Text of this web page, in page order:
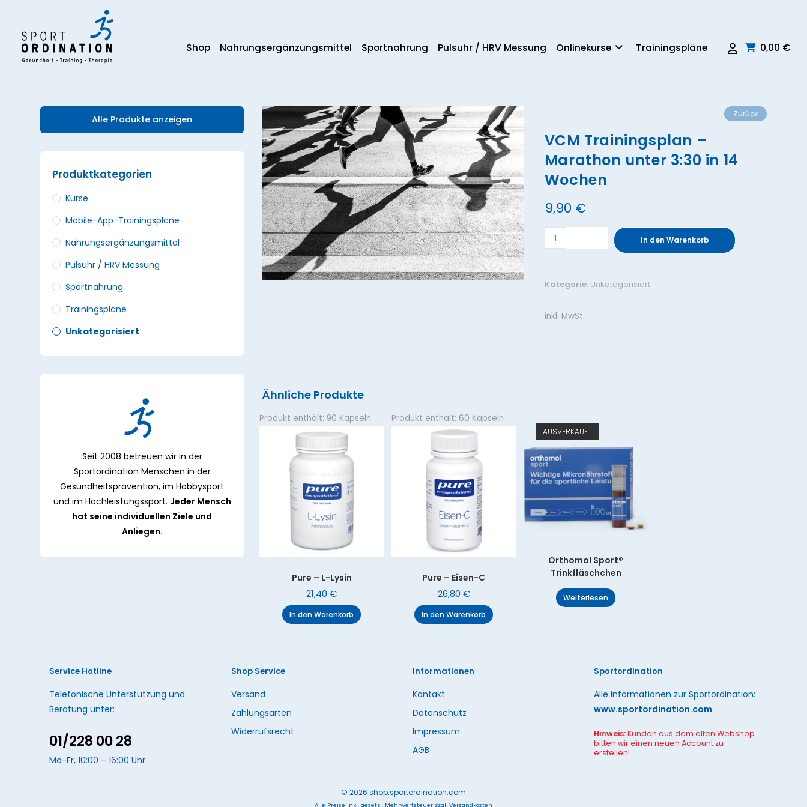
springen
Shop Nahrungsergänzungs­mittel Sportnahrung Pulsuhr / HRV Messung Onlinekurse Trainingspläne 0,00 €
Zurück
VCM Trainingsplan –
Marathon unter 3:30 in 14
Wochen
9,90 €
VCM
Trainingsplan
Marathon
In den Warenkorb
Kategorie: Unkategorisiert
inkl. MwSt.
Ähnliche Produkte
Produkt enthält: 90 Kapseln
Pure – L-Lysin
21,40€
In den Warenkorb
Produkt enthält: 60 Kapseln
Pure – Eisen-C
26,80 €
In den Warenkorb
AUSVERKAUFT
Orthomol Sport®
Trinkfläschchen
Weiterlesen
Alle Produkte anzeigen
Produktkategorien
Kurse
Mobile-App-Trainingspläne
Nahrungsergänzungs­mittel
Pulsuhr / HRV Messung
Sportnahrung
Trainingspläne
Unkategorisiert
Seit 2008 betreuen wir in der
Sportordination Menschen in der
Gesundheitsprävention, im Hobbysport
und im Hochleistungssport. Jeder Mensch
hat seine individuellen Ziele und
Anliegen.
Service Hotline
Telefonische Unterstützung und
Beratung unter:
01/228 00 28
Mo-Fr, 10:00 – 16:00 Uhr
Shop Service
Versand
Zahlungsarten
Widerrufsrecht
Informationen
Kontakt
Datenschutz
Impressum
AGB
Sportordination
Alle Informationen zur Sportordination:
www.sportordination.com
Hinweis:Kunden aus dem alten Webshop
bitten wir einen neuen Account zu
erstellen!
© 2026 shop.sportordination.com
Alle Preise inkl. gesetzl. Mehrwertsteuer zzgl. Versandkosten